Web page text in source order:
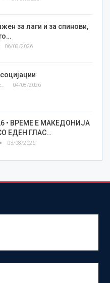
за лаги и за спинови,
06/08/2026
Златко Теодосиевски 04/08/2026
• ВРЕМЕ Е МАКЕДОНИЈА
ЕДЕН ГЛАС…
03/08/2026